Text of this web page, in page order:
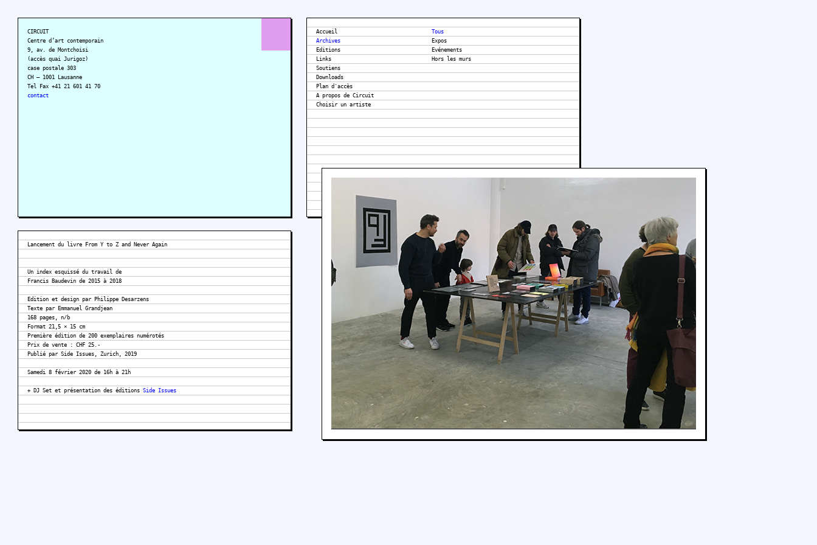
CIRCUIT
Centre d’art contemporain
9, av. de Montchoisi
(accès quai Jurigoz)
case postale 303
CH – 1001 Lausanne
Tel Fax +41 21 601 41 70
contact
Accueil
Archives
Editions
Links
Soutiens
Downloads
Plan d'accès
A propos de Circuit
Tous
Expos
Evénements
Hors les murs
Lancement du livre From Y to Z and Never Again
Un index esquissé du travail de
Francis Baudevin de 2015 à 2018
Edition et design par Philippe Desarzens
Texte par Emmanuel Grandjean
168 pages, n/b
Format 21,5 × 15 cm
Première édition de 200 exemplaires numérotés
Prix de vente : CHF 25.-
Publié par Side Issues, Zurich, 2019
Samedi 8 février 2020 de 16h à 21h
+ DJ Set et présentation des éditions Side Issues